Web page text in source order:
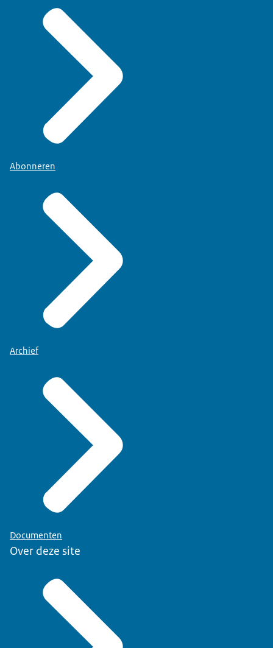
Abonneren
Archief
Documenten
Over deze site